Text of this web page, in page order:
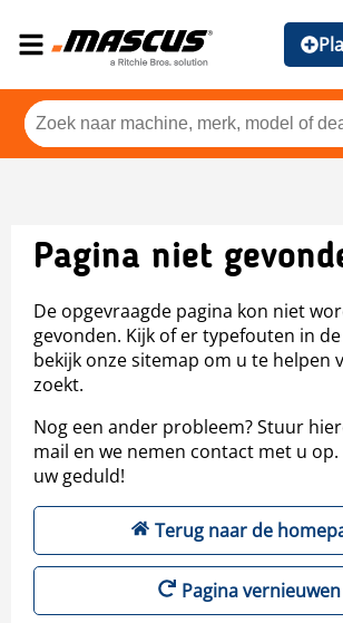
Pagina niet
De opgevraagde pagina kon niet
gevonden. Kijk of er typefouten in
bekijk onze sitemap om u te helpen
zoekt.
Nog een ander probleem? Stuur
mail en we nemen contact met u
uw geduld!
Terug naar de
Pagina vernieuwen